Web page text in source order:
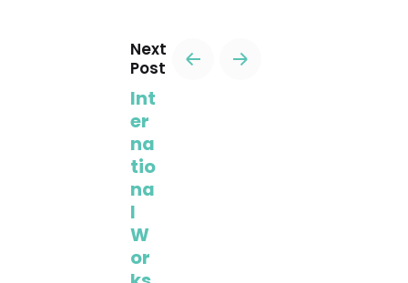
Next
Post
Int
er
na
tio
na
l
W
or